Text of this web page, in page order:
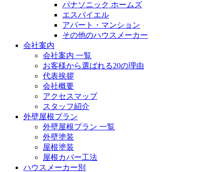
パナソニック ホームズ
エスバイエル
アパート・マンション
その他のハウスメーカー
会社案内
会社案内 一覧
お客様から選ばれる20の理由
代表挨拶
会社概要
アクセスマップ
スタッフ紹介
外壁屋根プラン
外壁屋根プラン 一覧
外壁塗装
屋根塗装
屋根カバー工法
ハウスメーカー別